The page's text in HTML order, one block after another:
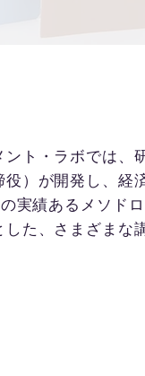
ト・ラボでは、
役）が開発し、経
実績あるメソド
た、さまざまな